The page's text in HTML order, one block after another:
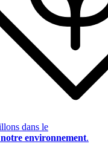
dans le
environnement.